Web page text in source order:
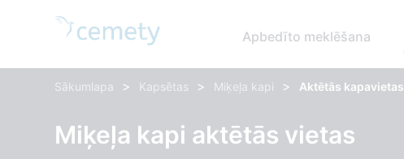
Apbedīto meklēšana
Sākumlapa > Kapsētas > Miķeļa kapi > Aktētās kapavietas
Miķeļa kapi aktētās vietas